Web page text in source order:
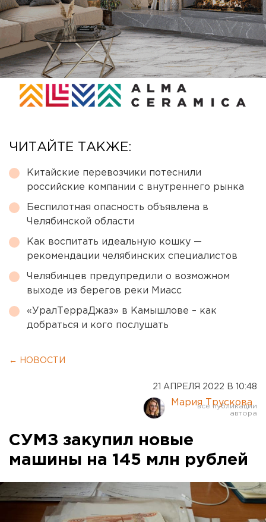
ЧИТАЙТЕ ТАКЖЕ:
Китайские перевозчики потеснили
российские компании с внутреннего рынка
Беспилотная опасность объявлена в
Челябинской области
Как воспитать идеальную кошку —
рекомендации челябинских специалистов
Челябинцев предупредили о возможном
выходе из берегов реки Миасс
«УралТерраДжаз» в Камышлове – как
добраться и кого послушать
← НОВОСТИ
21 АПРЕЛЯ 2022 В 10:48
Мария Трускова
СУМЗ закупил новые
машины на 145 млн рублей